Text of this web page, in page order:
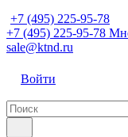
+7 (495) 225-95-78
+7 (495) 225-95-78
sale@ktnd.ru
Войти